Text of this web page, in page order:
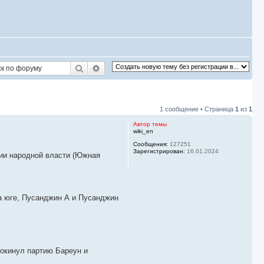
Поиск Расширенный поиск
1 сообщение • Страница 1 из 1
Автор темы
wiki_en
Сообщения: 127251
Зарегистрирован: 16.01.2024
народной власти (Южная
юге, Пусанджин А и Пусанджин
партию Бареун и